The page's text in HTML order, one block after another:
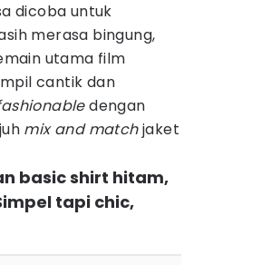
dicoba untuk
merasa bingung,
utama film
cantik dan
dengan
mix and matchjaket
basic shirt hitam,
tapi chic,